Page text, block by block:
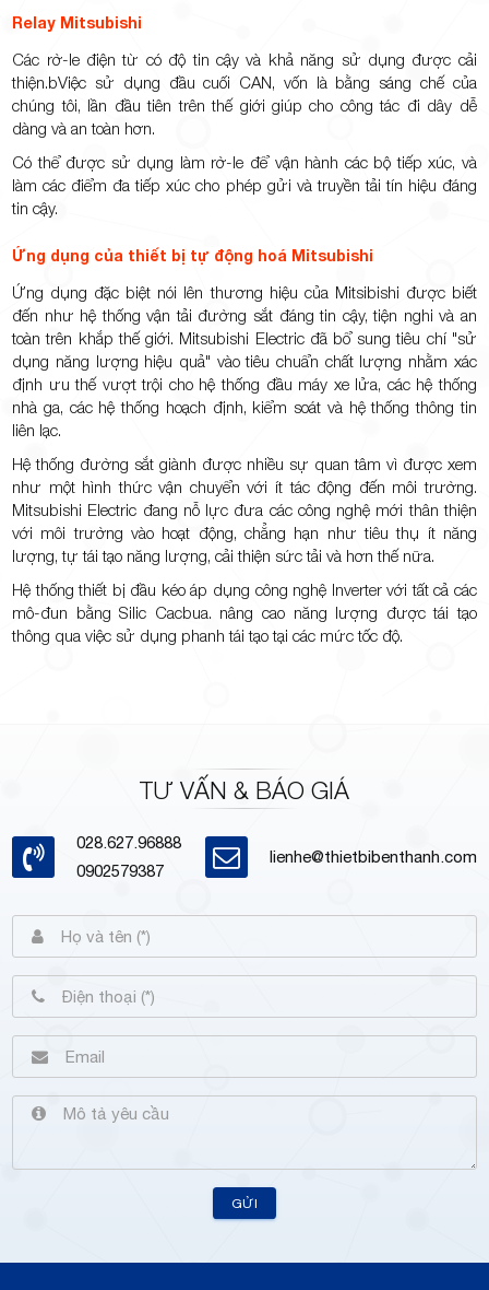
Relay Mitsubishi
Các rờ-le điện từ có độ tin cậy và khả năng sử dụng được cải
thiện.bViệc sử dụng đầu cuối CAN, vốn là bằng sáng chế của
chúng tôi, lần đầu tiên trên thế giới giúp cho công tác đi dây dễ
dàng và an toàn hơn.
Có thể được sử dụng làm rờ-le để vận hành các bộ tiếp xúc, và
làm các điểm đa tiếp xúc cho phép gửi và truyền tải tín hiệu đáng
tin cậy.
Ứng dụng của thiết bị tự động hoá Mitsubishi
Ứng dụng đặc biệt nói lên thương hiệu của Mitsibishi được biết
đến như hệ thống vận tải đường sắt đáng tin cậy, tiện nghi và an
toàn trên khắp thế giới. Mitsubishi Electric đã bổ sung tiêu chí "sử
dụng năng lượng hiệu quả" vào tiêu chuẩn chất lượng nhằm xác
định ưu thế vượt trội cho hệ thống đầu máy xe lửa, các hệ thống
nhà ga, các hệ thống hoạch định, kiểm soát và hệ thống thông tin
liên lạc.
Hệ thống đường sắt giành được nhiều sự quan tâm vì được xem
như một hình thức vận chuyển với ít tác động đến môi trường.
Mitsubishi Electric đang nỗ lực đưa các công nghệ mới thân thiện
với môi trường vào hoạt động, chẳng hạn như tiêu thụ ít năng
lượng, tự tái tạo năng lượng, cải thiện sức tải và hơn thế nữa.
Hệ thống thiết bị đầu kéo áp dụng công nghệ Inverter với tất cả các
mô-đun bằng Silic Cacbua. nâng cao năng lượng được tái tạo
thông qua việc sử dụng phanh tái tạo tại các mức tốc độ.
TƯ VẤN & BÁO GIÁ
028.627.96888
0902579387
lienhe@thietbibenthanh.com
GỬI